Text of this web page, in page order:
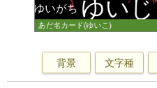
背景 文字種